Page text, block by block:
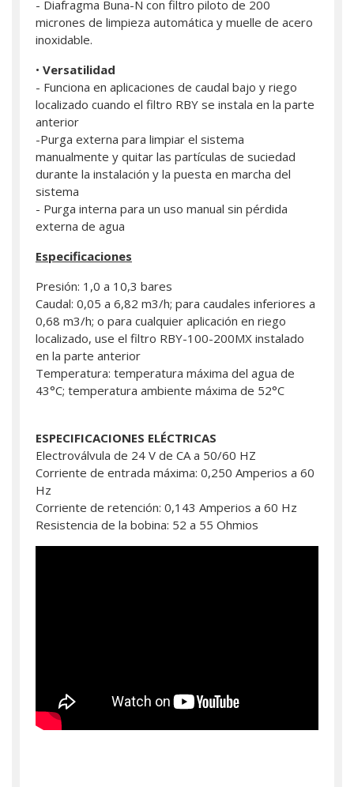
- Diafragma Buna-N con filtro piloto de 200
micrones de limpieza automática y muelle de acero
inoxidable.
• Versatilidad
- Funciona en aplicaciones de caudal bajo y riego
localizado cuando el filtro RBY se instala en la parte
anterior
-Purga externa para limpiar el sistema
manualmente y quitar las partículas de suciedad
durante la instalación y la puesta en marcha del
sistema
- Purga interna para un uso manual sin pérdida
externa de agua
Especificaciones
Presión: 1,0 a 10,3 bares
Caudal: 0,05 a 6,82 m3/h; para caudales inferiores a
0,68 m3/h; o para cualquier aplicación en riego
localizado, use el filtro RBY-100-200MX instalado
en la parte anterior
Temperatura: temperatura máxima del agua de
43°C; temperatura ambiente máxima de 52°C
ESPECIFICACIONES ELÉCTRICAS
Electroválvula de 24 V de CA a 50/60 HZ
Corriente de entrada máxima: 0,250 Amperios a 60
Hz
Corriente de retención: 0,143 Amperios a 60 Hz
Resistencia de la bobina: 52 a 55 Ohmios